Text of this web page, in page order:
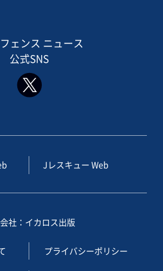
ェンス ニュース
公式SNS
Jレスキュー Web
社：イカロス出版
プライバシーポリシー